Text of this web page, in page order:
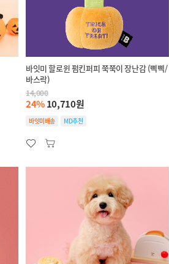
바잇미 할로윈 펌킨퍼피 쭉쭉이 장난감 (삑삑/
바스락)
14,000
24%10,710원
바잇미배송 MD추천